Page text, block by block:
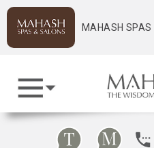
MAHASH SPAS